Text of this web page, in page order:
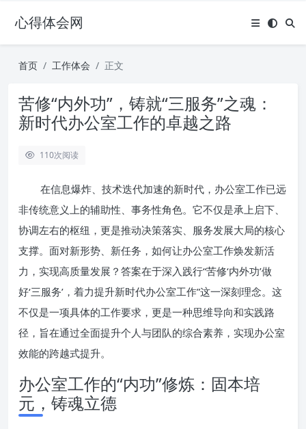
心得体会网
首页 工作体会 正文
苦修“内外功”，铸就“三服务”之魂：
新时代办公室工作的卓越之路
110次阅读
在信息爆炸、技术迭代加速的新时代，办公室工作已远
非传统意义上的辅助性、事务性角色。它不仅是承上启下、
协调左右的枢纽，更是推动决策落实、服务发展大局的核心
支撑。面对新形势、新任务，如何让办公室工作焕发新活
力，实现高质量发展？答案在于深入践行“苦修‘内外功’做
好‘三服务’，着力提升新时代办公室工作”这一深刻理念。这
不仅是一项具体的工作要求，更是一种思维导向和实践路
径，旨在通过全面提升个人与团队的综合素养，实现办公室
效能的跨越式提升。
办公室工作的“内功”修炼：固本培
元，铸魂立德